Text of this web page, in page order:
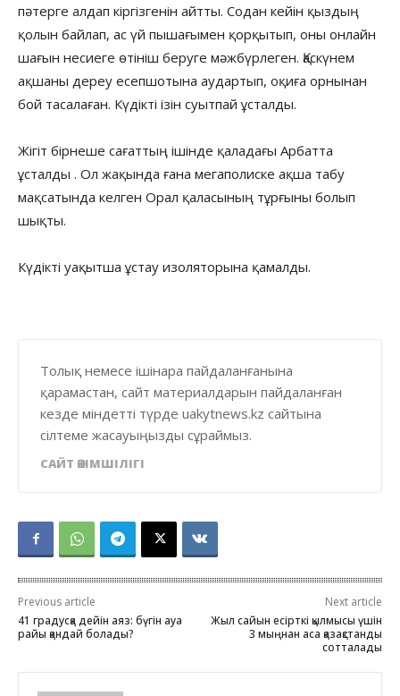
пәтерге алдап кіргізгенін айтты. Содан кейін қыздың
қолын байлап, ас үй пышағымен қорқытып, оны онлайн
шағын несиеге өтініш беруге мәжбүрлеген. Қаскүнем
ақшаны дереу есепшотына аудартып, оқиға орнынан
бой тасалаған. Күдікті ізін суытпай ұсталды.
Жігіт бірнеше сағаттың ішінде қаладағы Арбатта
ұсталды . Ол жақында ғана мегаполиске ақша табу
мақсатында келген Орал қаласының тұрғыны болып
шықты.
Күдікті уақытша ұстау изоляторына қамалды.
Толық немесе ішінара пайдаланғанына
қарамастан, сайт материалдарын пайдаланған
кезде міндетті түрде uakytnews.kz сайтына
сілтеме жасауыңызды сұраймыз.
САЙТ ӘКІМШІЛІГІ
Previous article
41 градусқа дейін аяз: бүгін ауа
райы қандай болады?
Next article
Жыл сайын есірткі қылмысы үшін
3 мыңнан аса қазақстандық
сотталады